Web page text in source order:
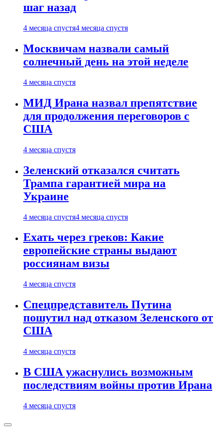
шаг назад
4 месяца спустя4 месяца спустя
Москвичам назвали самый
солнечный день на этой неделе
4 месяца спустя
МИД Ирана назвал препятствие
для продолжения переговоров с
США
4 месяца спустя
Зеленский отказался считать
Трампа гарантией мира на
Украине
4 месяца спустя4 месяца спустя
Ехать через греков: Какие
европейские страны выдают
россиянам визы
4 месяца спустя
Спецпредставитель Путина
пошутил над отказом Зеленского от
США
4 месяца спустя
В США ужаснулись возможным
последствиям войны против Ирана
4 месяца спустя